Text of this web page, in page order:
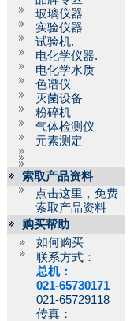
玻璃仪器
实验仪器
试验机.
电化学仪器.
电化学水质
色谱仪
灭菌设备
粉碎机
气体检测仪
元素测定
索取产品资料
点击这里，免费
索取产品资料
购买帮助
如何购买
联系方式：
总机：
021-65730171
021-65729118
传真：